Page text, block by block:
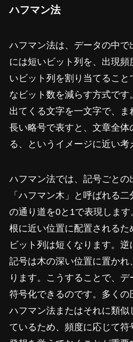
ハフマン法
ハフマン法は、データの中で
には短いビット列を、出現
いビット列を割り当てるこ
なビット数を減らす方式です
出てくる文字を一文字で、ま
長い略号で表すと、文章全体
る、というイメージに近い考
ハフマン法では、記号ごとの
「ハフマン木」と呼ばれる
の通り道を0と1で表現しま
根に近い位置に配置されるた
ビット列は短くなります。
記号は木の深い位置に置かれ
ります。こうすることで、デ
符号化できるのです。多くの
ハフマン法またはそれに類似
ているため、頻度に応じて符